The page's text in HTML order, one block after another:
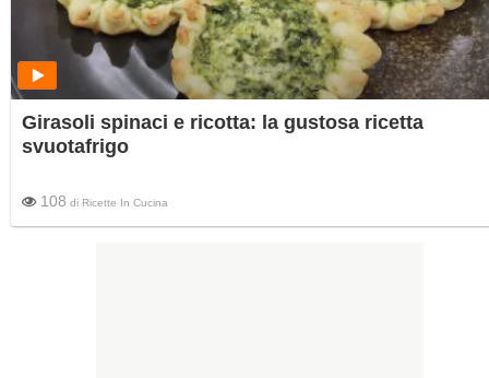
Girasoli spinaci e ricotta: la gustosa ricetta
svuotafrigo
108 di Ricette In Cucina